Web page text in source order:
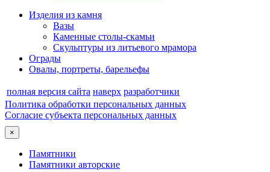
Изделия из камня
Вазы
Каменные столы-скамьи
Скульптуры из литьевого мрамора
Ограды
Овалы, портреты, барельефы
полная версия сайта наверх разработчики
Политика обработки персональных данных
Согласие субъекта персональных данных
×
Памятники
Памятники авторские